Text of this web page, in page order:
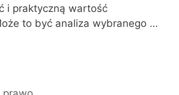
i praktyczną wartość
to być analiza wybranego …